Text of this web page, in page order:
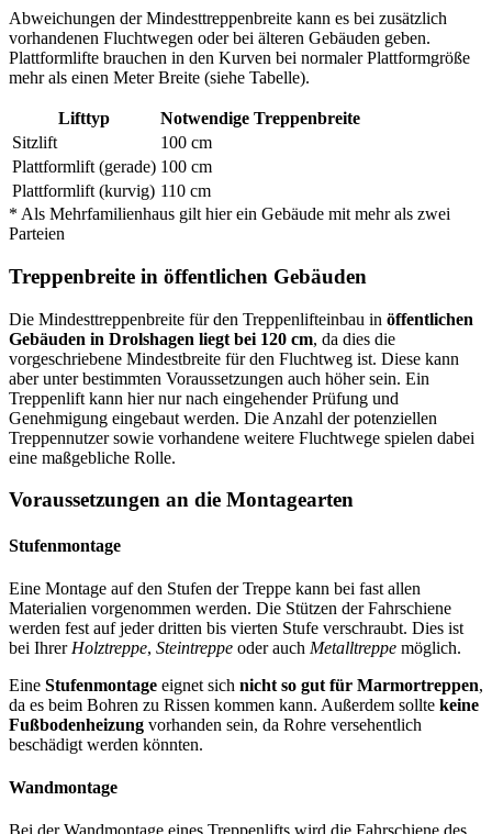
Abweichungen der Mindesttreppenbreite kann es bei zusätzlich
vorhandenen Fluchtwegen oder bei älteren Gebäuden geben.
Plattformlifte brauchen in den Kurven bei normaler Plattformgröße
mehr als einen Meter Breite (siehe Tabelle).
Lifttyp
Notwendige Treppenbreite
Sitzlift
100 cm
Plattformlift (gerade) 100 cm
Plattformlift (kurvig) 110 cm
* Als Mehrfamilienhaus gilt hier ein Gebäude mit mehr als zwei
Parteien
Treppenbreite in öffentlichen Gebäuden
Die Mindesttreppenbreite für den Treppenlifteinbau in öffentlichen
Gebäuden in Drolshagen liegt bei 120 cm, da dies die
vorgeschriebene Mindestbreite für den Fluchtweg ist. Diese kann
aber unter bestimmten Voraussetzungen auch höher sein. Ein
Treppenlift kann hier nur nach eingehender Prüfung und
Genehmigung eingebaut werden. Die Anzahl der potenziellen
Treppennutzer sowie vorhandene weitere Fluchtwege spielen dabei
eine maßgebliche Rolle.
Voraussetzungen an die Montagearten
Stufenmontage
Eine Montage auf den Stufen der Treppe kann bei fast allen
Materialien vorgenommen werden. Die Stützen der Fahrschiene
werden fest auf jeder dritten bis vierten Stufe verschraubt. Dies ist
bei Ihrer Holztreppe, Steintreppe oder auch Metalltreppe möglich.
Eine Stufenmontage eignet sich nicht so gut für Marmortreppen,
da es beim Bohren zu Rissen kommen kann. Außerdem sollte keine
Fußbodenheizung vorhanden sein, da Rohre versehentlich
beschädigt werden könnten.
Wandmontage